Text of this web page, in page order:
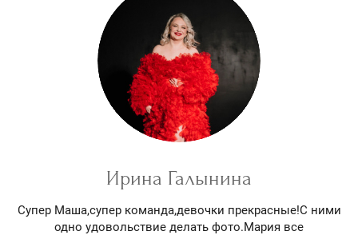
Ирина Галынина
Супер Маша,супер команда,девочки прекрасные!С ними
одно удовольствие делать фото.Мария все